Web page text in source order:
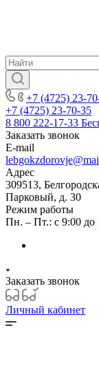
+7 (4725) 23-
+7 (4725) 23-70-35
8 800 222-17-33
Заказать звонок
E-mail
Адрес
309513,
Парковый, д. 30
Режим работы
Пн. – Пт.: с 9:00 до
Заказать звонок
Личный кабинет